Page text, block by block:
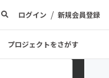
ログイン / 新規会員登録
プロジェクトをさがす